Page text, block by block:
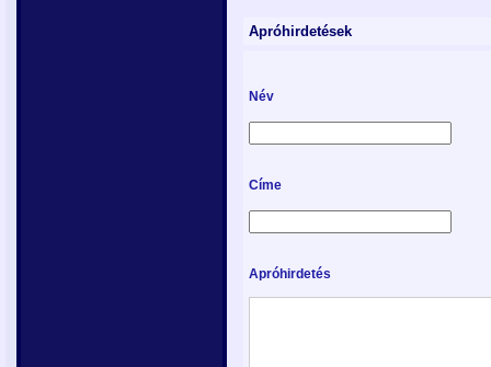
Apróhirdetések
Név
Címe
Apróhirdetés